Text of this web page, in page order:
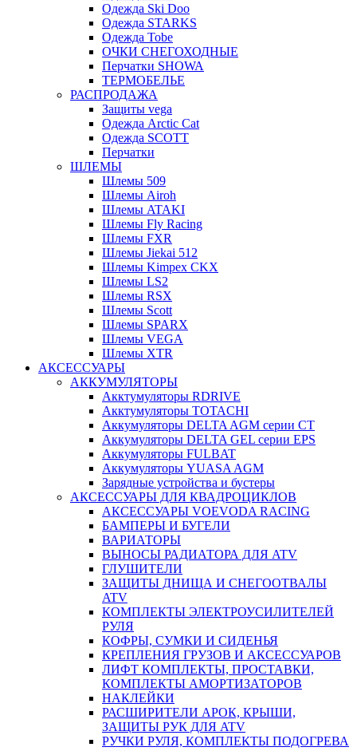
Одежда Ski Doo
Одежда STARKS
Одежда Tobe
ОЧКИ СНЕГОХОДНЫЕ
Перчатки SHOWA
ТЕРМОБЕЛЬЕ
РАСПРОДАЖА
Защиты vega
Одежда Arctic Cat
Одежда SCOTT
Перчатки
ШЛЕМЫ
Шлемы 509
Шлемы Airoh
Шлемы ATAKI
Шлемы Fly Racing
Шлемы FXR
Шлемы Jiekai 512
Шлемы Kimpex CKX
Шлемы LS2
Шлемы RSX
Шлемы Scott
Шлемы SPARX
Шлемы VEGA
Шлемы XTR
АКСЕССУАРЫ
АККУМУЛЯТОРЫ
Акктумуляторы RDRIVE
Акктумуляторы TOTACHI
Аккумуляторы DELTA AGM серии CT
Аккумуляторы DELTA GEL серии EPS
Аккумуляторы FULBAT
Аккумуляторы YUASA AGM
Зарядные устройства и бустеры
АКСЕССУАРЫ ДЛЯ КВАДРОЦИКЛОВ
АКСЕССУАРЫ VOEVODA RACING
БАМПЕРЫ И БУГЕЛИ
ВАРИАТОРЫ
ВЫНОСЫ РАДИАТОРА ДЛЯ ATV
ГЛУШИТЕЛИ
ЗАЩИТЫ ДНИЩА И СНЕГООТВАЛЫ
ATV
КОМПЛЕКТЫ ЭЛЕКТРОУСИЛИТЕЛЕЙ
РУЛЯ
КОФРЫ, СУМКИ И СИДЕНЬЯ
КРЕПЛЕНИЯ ГРУЗОВ И АКСЕССУАРОВ
ЛИФТ КОМПЛЕКТЫ, ПРОСТАВКИ,
КОМПЛЕКТЫ АМОРТИЗАТОРОВ
НАКЛЕЙКИ
РАСШИРИТЕЛИ АРОК, КРЫШИ,
ЗАЩИТЫ РУК ДЛЯ ATV
РУЧКИ РУЛЯ, КОМПЛЕКТЫ ПОДОГРЕВА